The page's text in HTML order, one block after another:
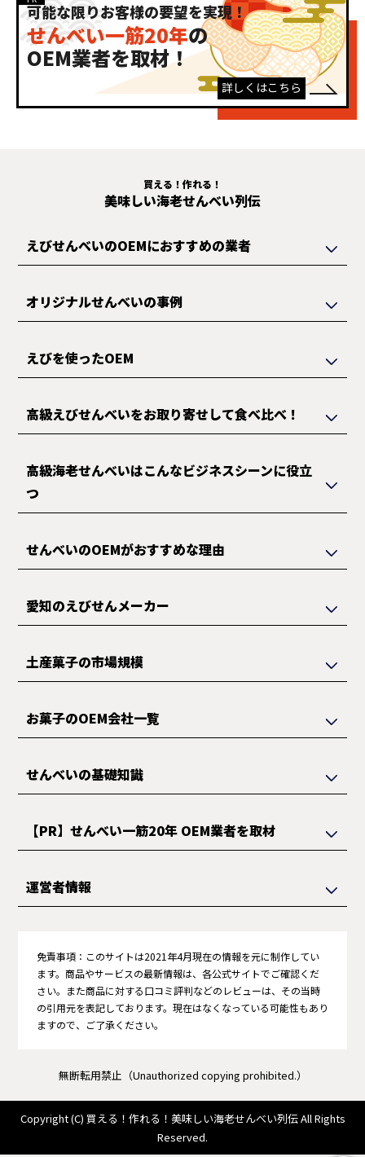
可能な限りお客様の要望を実現！
せんべい一筋20年の
OEM業者を取材！
詳しくはこちら
買える！作れる！
美味しい海老せんべい列伝
えびせんべいのOEMにおすすめの業者
オリジナルせんべいの事例
えびを使ったOEM
高級えびせんべいをお取り寄せして食べ比べ！
高級海老せんべいはこんなビジネスシーンに役立
つ
せんべいのOEMがおすすめな理由
愛知のえびせんメーカー
土産菓子の市場規模
お菓子のOEM会社一覧
せんべいの基礎知識
【PR】せんべい一筋20年 OEM業者を取材
運営者情報
免責事項： このサイトは2021年4月現在の情報を元に制作してい
ます。商品やサービスの最新情報は、各公式サイトでご確認くだ
さい。また商品に対する口コミ評判などのレビューは、その当時
の引用元を表記しております。現在はなくなっている可能性もあり
ますので、ご了承ください。
無断転用禁止（Unauthorized copying prohibited.）
Copyright (C) 買える！作れる！美味しい海老せんべい列伝All Rights
Reserved.